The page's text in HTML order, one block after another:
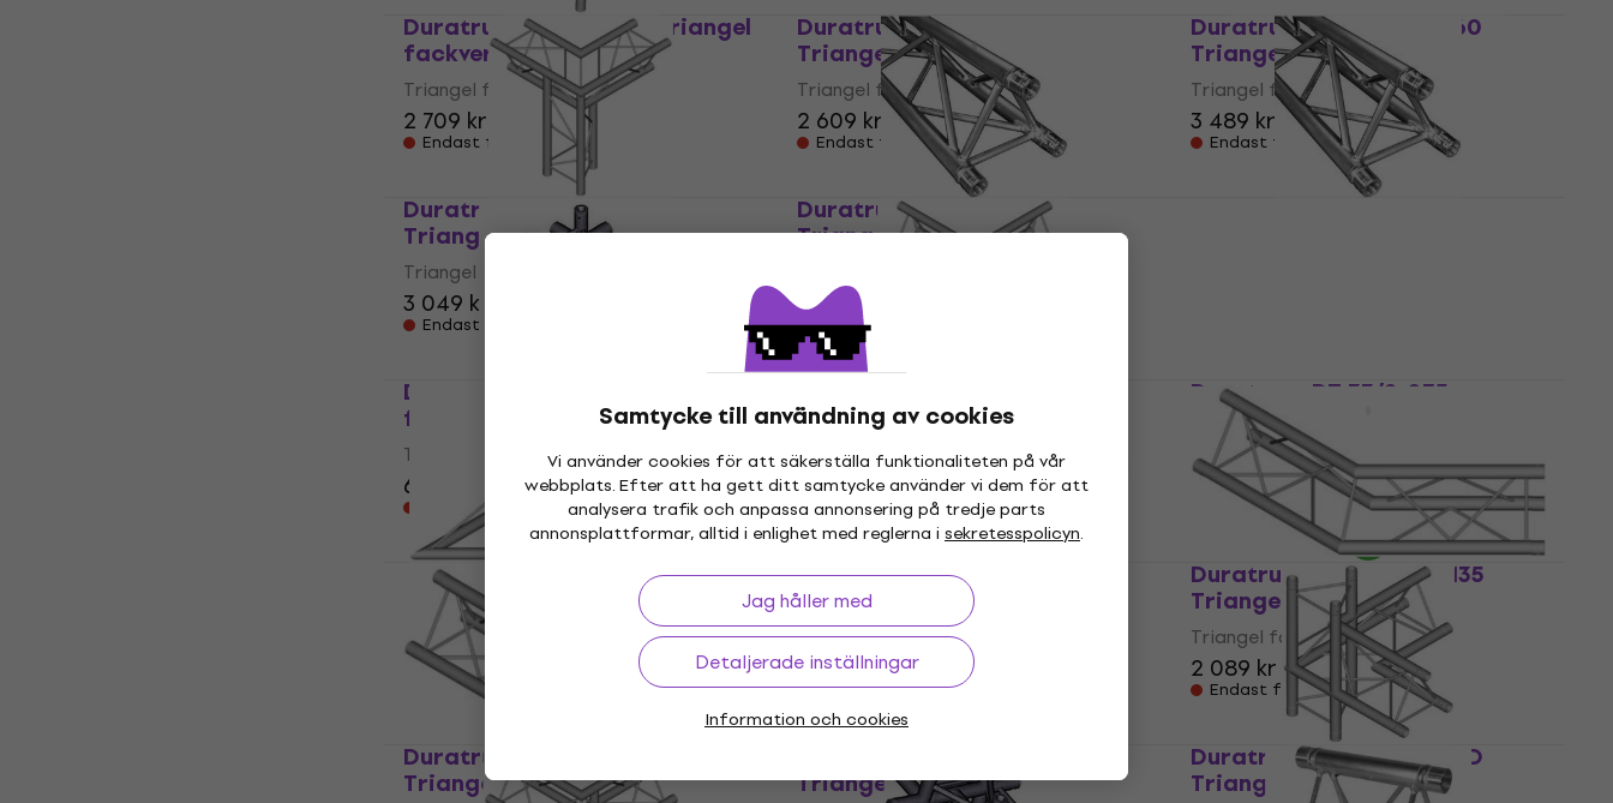
Samtycke till användning av cookies
Vi använder cookies för att säkerställa funktionaliteten på vår
webbplats. Efter att ha gett ditt samtycke använder vi dem för att
analysera trafik och anpassa annonsering på tredje parts
annonsplattformar, alltid i enlighet med reglerna i sekretesspolicyn.
Jag håller med
Detaljerade inställningar
Information och cookies
Duratruss DT 23-T37V Triangel
fackverk
Triangel fackverk
2 709 kr
Endast förbeställningar
Duratruss DT 43/2-100
Triangel fackverk
Triangel fackverk
2 609 kr
Endast förbeställningar
Duratruss DT 23-C20-L60
Triangel fackverk
Triangel fackverk
3 489 kr
Endast förbeställningar
Duratruss DT 23-C33-LD
Triangel fackverk
Triangel fackverk
3 049 kr
Endast förbeställningar
Duratruss DT 33/2-100
Triangel fackverk
2 099 kr
Finns i lager hos leverantören
Duratruss DT 33/2-050
Duratruss DT 24 C61 Triangel
fackverk
Triangel fackverk
6 989 kr
Endast förbeställningar
Triangel fackverk
Triangel fackverk
3 139 kr
Endast förbeställningar
Duratruss DT 33/2-075
Triangel fackverk
Triangel fackverk
1 939 kr
Endast förbeställningar
Duratruss DT 23-C19-L45
Triangel fackverk
Triangel fackverk
2 959 kr
Endast förbeställningar
Duratruss DT 23-C21-L90
Triangel fackverk
Triangel fackverk
1 889 kr
Endast förbeställningar
Duratruss DT 23-C23-L135
Triangel fackverk
Triangel fackverk
2 089 kr
Endast förbeställningar
Duratruss DT 23-C22-L120
Triangel fackverk Triangel fackverk
Duratruss DT 23-C45-LUD
Triangel fackverk